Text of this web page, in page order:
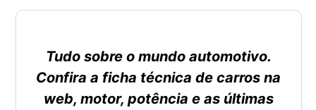
Tudo sobre o mundo automotivo.
Confira a ficha técnica de carros na
web, motor, potência e as últimas